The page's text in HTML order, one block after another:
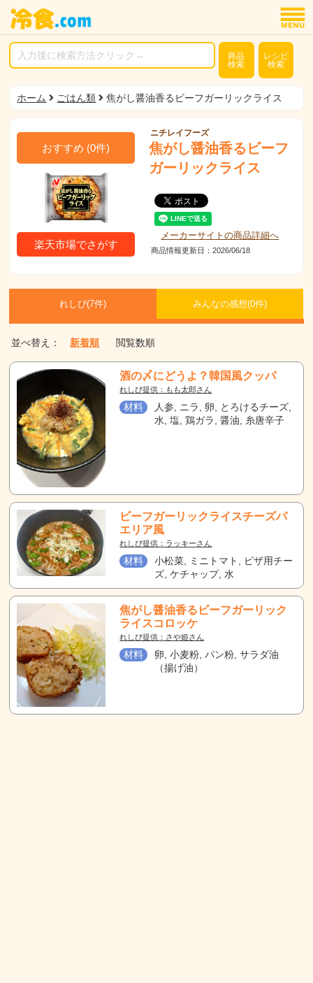
商品
検索
レシピ
検索
ホーム ごはん類 焦がし醤油香るビーフガーリックライス
おすすめ (0件)
楽天市場でさがす
ニチレイフーズ
焦がし醤油香るビーフ
ガーリックライス
メーカーサイトの商品詳細へ
商品情報更新日：2026/06/18
れしぴ(7件) みんなの感想(0件)
並べ替え： 新着順 閲覧数順
酒の〆にどうよ？韓国風クッパ
れしぴ提供：もも太郎さん
材料
人参, ニラ, 卵, とろけるチーズ,
水, 塩, 鶏ガラ, 醤油, 糸唐辛子
ビーフガーリックライスチーズパ
エリア風
れしぴ提供：ラッキーさん
材料
小松菜, ミニトマト, ピザ用チー
ズ, ケチャップ, 水
焦がし醤油香るビーフガーリック
ライスコロッケ
れしぴ提供：さや姫さん
材料
卵, 小麦粉, パン粉, サラダ油
（揚げ油）